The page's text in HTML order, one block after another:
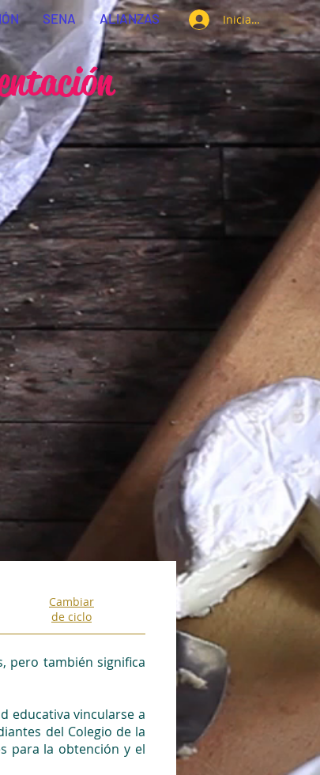
SENA ALIANZAS Iniciar sesión
Cambiar
de ciclo
pero también significa
educativa vincularse a
del Colegio de la
para la obtención y el